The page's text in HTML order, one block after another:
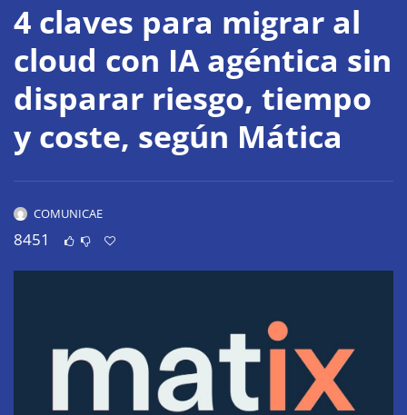
4 claves para migrar al
cloud con IA agéntica sin
disparar riesgo, tiempo
y coste, según Mática
COMUNICAE
8451